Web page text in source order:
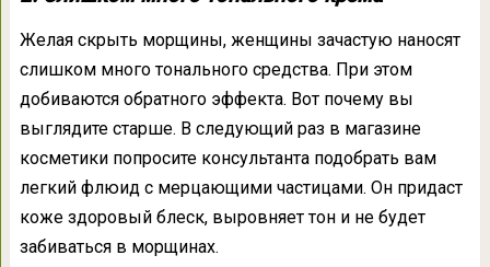
Желая скрыть морщины, женщины зачастую наносят
слишком много тонального средства. При этом
добиваются обратного эффекта. Вот почему вы
выглядите старше. В следующий раз в магазине
косметики попросите консультанта подобрать вам
легкий флюид с мерцающими частицами. Он придаст
коже здоровый блеск, выровняет тон и не будет
забиваться в морщинах.